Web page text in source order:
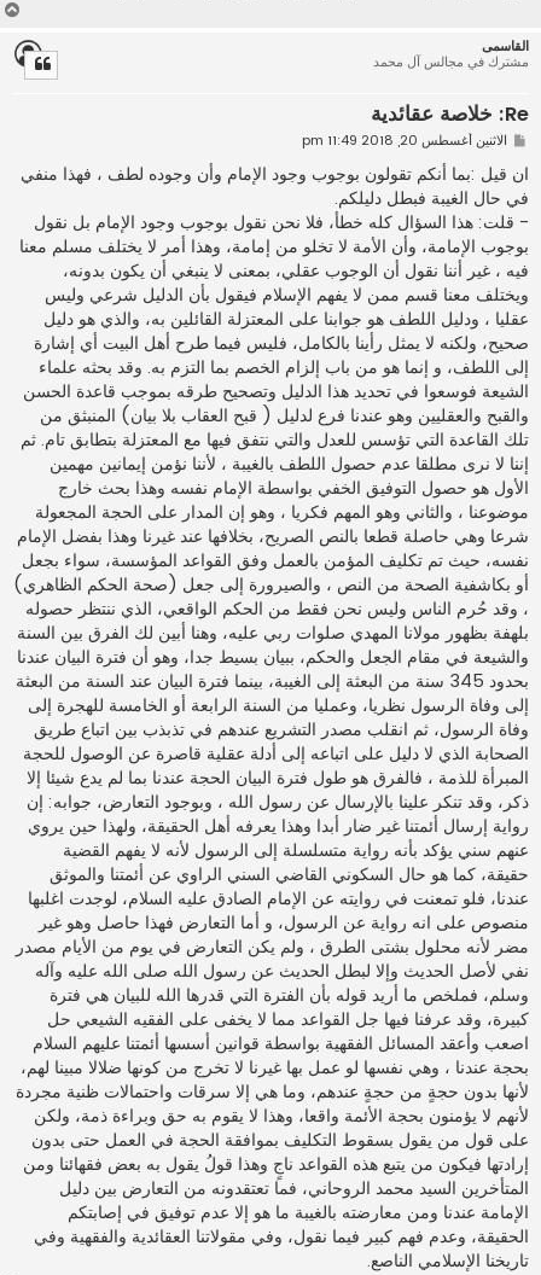
القاسمى
مشترك في مجالس آل محمد
Re: خلاصة عقائدية
م
ك
ة
الاثنين أغسطس 20, 2018 11:49 pm
ان قيل :بما أنكم تقولون بوجوب وجود الإمام وأن وجوده لطف ، فهذا منفي
في حال الغيبة فبطل دليلكم.
- قلت: هذا السؤال كله خطأ، فلا نحن نقول بوجوب وجود الإمام بل نقول
بوجوب الإمامة، وأن الأمة لا تخلو من إمامة، وهذا أمر لا يختلف مسلم معنا
فيه ، غير أننا نقول أن الوجوب عقلي، بمعنى لا ينبغي أن يكون بدونه،
ويختلف معنا قسم ممن لا يفهم الإسلام فيقول بأن الدليل شرعي وليس
عقليا ، ودليل اللطف هو جوابنا على المعتزلة القائلين به، والذي هو دليل
صحيح، ولكنه لا يمثل رأينا بالكامل، فليس فيما طرح أهل البيت أي إشارة
إلى اللطف، و إنما هو من باب إلزام الخصم بما التزم به. وقد بحثه علماء
الشيعة فوسعوا في تحديد هذا الدليل وتصحيح طرقه بموجب قاعدة الحسن
والقبح والعقليين وهو عندنا فرع لدليل ( قبح العقاب بلا بيان) المنبثق من
تلك القاعدة التي تؤسس للعدل والتي نتفق فيها مع المعتزلة بتطابق تام. ثم
إننا لا نرى مطلقا عدم حصول اللطف بالغيبة ، لأننا نؤمن إيمانين مهمين
الأول هو حصول التوفيق الخفي بواسطة الإمام نفسه وهذا بحث خارج
موضوعنا ، والثاني وهو المهم فكريا ، وهو إن المدار على الحجة المجعولة
شرعا وهي حاصلة قطعا بالنص الصريح، بخلافها عند غيرنا وهذا بفضل الإمام
نفسه، حيث تم تكليف المؤمن بالعمل وفق القواعد المؤسسة، سواء بجعل
أو بكاشفية الصحة من النص ، والصيرورة إلى جعل (صحة الحكم الظاهري)
، وقد حُرم الناس وليس نحن فقط من الحكم الواقعي، الذي ننتظر حصوله
بلهفة بظهور مولانا المهدي صلوات ربي عليه، وهنا أبين لك الفرق بين السنة
والشيعة في مقام الجعل والحكم، ببيان بسيط جدا، وهو أن فترة البيان عندنا
بحدود 345 سنة من البعثة إلى الغيبة، بينما فترة البيان عند السنة من البعثة
إلى وفاة الرسول نظريا، وعمليا من السنة الرابعة أو الخامسة للهجرة إلى
وفاة الرسول، ثم انقلب مصدر التشريع عندهم في تذبذب بين اتباع طريق
الصحابة الذي لا دليل على اتباعه إلى أدلة عقلية قاصرة عن الوصول للحجة
المبرأة للذمة ، فالفرق هو طول فترة البيان الحجة عندنا بما لم يدع شيئا إلا
ذكر، وقد تنكر علينا بالإرسال عن رسول الله ، وبوجود التعارض، جوابه: إن
رواية إرسال أئمتنا غير ضار أبدا وهذا يعرفه أهل الحقيقة، ولهذا حين يروي
عنهم سني يؤكد بأنه رواية متسلسلة إلى الرسول لأنه لا يفهم القضية
حقيقة، كما هو حال السكوني القاضي السني الراوي عن أئمتنا والموثق
عندنا، فلو تمعنت في روايته عن الإمام الصادق عليه السلام، لوجدت اغلبها
منصوص على انه رواية عن الرسول، و أما التعارض فهذا حاصل وهو غير
مضر لأنه محلول بشتى الطرق ، ولم يكن التعارض في يوم من الأيام مصدر
نفي لأصل الحديث وإلا لبطل الحديث عن رسول الله صلى الله عليه وآله
وسلم، فملخص ما أريد قوله بأن الفترة التي قدرها الله للبيان هي فترة
كبيرة، وقد عرفنا فيها جل القواعد مما لا يخفى على الفقيه الشيعي حل
اصعب وأعقد المسائل الفقهية بواسطة قوانين أسسها أئمتنا عليهم السلام
بحجة عندنا ، وهي نفسها لو عمل بها غيرنا لا تخرج من كونها ضلالا مبينا لهم،
لأنها بدون حجةٍ من حجةٍ عندهم، وما هي إلا سرقات واحتمالات ظنية مجردة
لأنهم لا يؤمنون بحجة الأئمة واقعا، وهذا لا يقوم به حق وبراءة ذمة، ولكن
على قول من يقول بسقوط التكليف بموافقة الحجة في العمل حتى بدون
إرادتها فيكون من يتبع هذه القواعد ناجٍ وهذا قولُ يقول به بعض فقهائنا ومن
المتأخرين السيد محمد الروحاني، فما تعتقدونه من التعارض بين دليل
الإمامة عندنا ومن معارضته بالغيبة ما هو إلا عدم توفيق في إصابتكم
الحقيقة، وعدم فهم كبير فيما نقول، وفي مقولاتنا العقائدية والفقهية وفي
تاريخنا الإسلامي الناصع.